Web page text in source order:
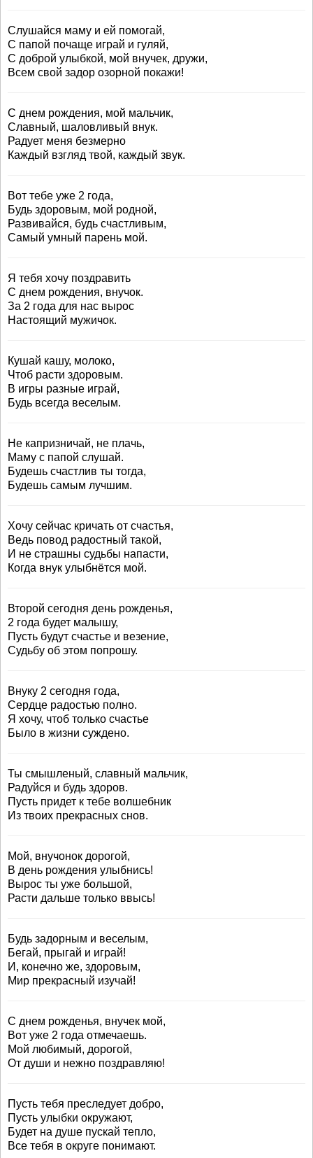
Слушайся маму и ей помогай,
С папой почаще играй и гуляй,
С доброй улыбкой, мой внучек, дружи,
Всем свой задор озорной покажи!
С днем рождения, мой мальчик,
Славный, шаловливый внук.
Радует меня безмерно
Каждый взгляд твой, каждый звук.
Вот тебе уже 2 года,
Будь здоровым, мой родной,
Развивайся, будь счастливым,
Самый умный парень мой.
Я тебя хочу поздравить
С днем рождения, внучок.
За 2 года для нас вырос
Настоящий мужичок.
Кушай кашу, молоко,
Чтоб расти здоровым.
В игры разные играй,
Будь всегда веселым.
Не капризничай, не плачь,
Маму с папой слушай.
Будешь счастлив ты тогда,
Будешь самым лучшим.
Хочу сейчас кричать от счастья,
Ведь повод радостный такой,
И не страшны судьбы напасти,
Когда внук улыбнётся мой.
Второй сегодня день рожденья,
2 года будет малышу,
Пусть будут счастье и везение,
Судьбу об этом попрошу.
Внуку 2 сегодня года,
Сердце радостью полно.
Я хочу, чтоб только счастье
Было в жизни суждено.
Ты смышленый, славный мальчик,
Радуйся и будь здоров.
Пусть придет к тебе волшебник
Из твоих прекрасных снов.
Мой, внучонок дорогой,
В день рождения улыбнись!
Вырос ты уже большой,
Расти дальше только ввысь!
Будь задорным и веселым,
Бегай, прыгай и играй!
И, конечно же, здоровым,
Мир прекрасный изучай!
С днем рожденья, внучек мой,
Вот уже 2 года отмечаешь.
Мой любимый, дорогой,
От души и нежно поздравляю!
Пусть тебя преследует добро,
Пусть улыбки окружают,
Будет на душе пускай тепло,
Все тебя в округе понимают.